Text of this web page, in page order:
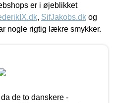
er i øjeblikket
, SifJakobs.dk og
nogle rigtig lækre smykker.
de to danskere -